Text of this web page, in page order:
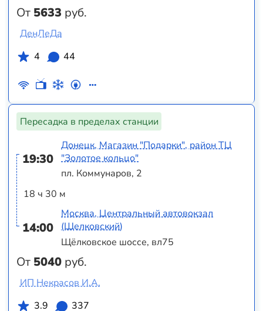
От 5633 руб.
ДенЛеДа
4
44
Пересадка в пределах станции
19:30
18 ч 30 м
14:00
От 5040 руб.
Донецк, Магазин "Подарки", район ТЦ
"Золотое кольцо"
пл. Коммунаров, 2
Москва, Центральный автовокзал
(Щелковский)
Щёлковское шоссе, вл75
ИП Некрасов И.А.
3.9
337